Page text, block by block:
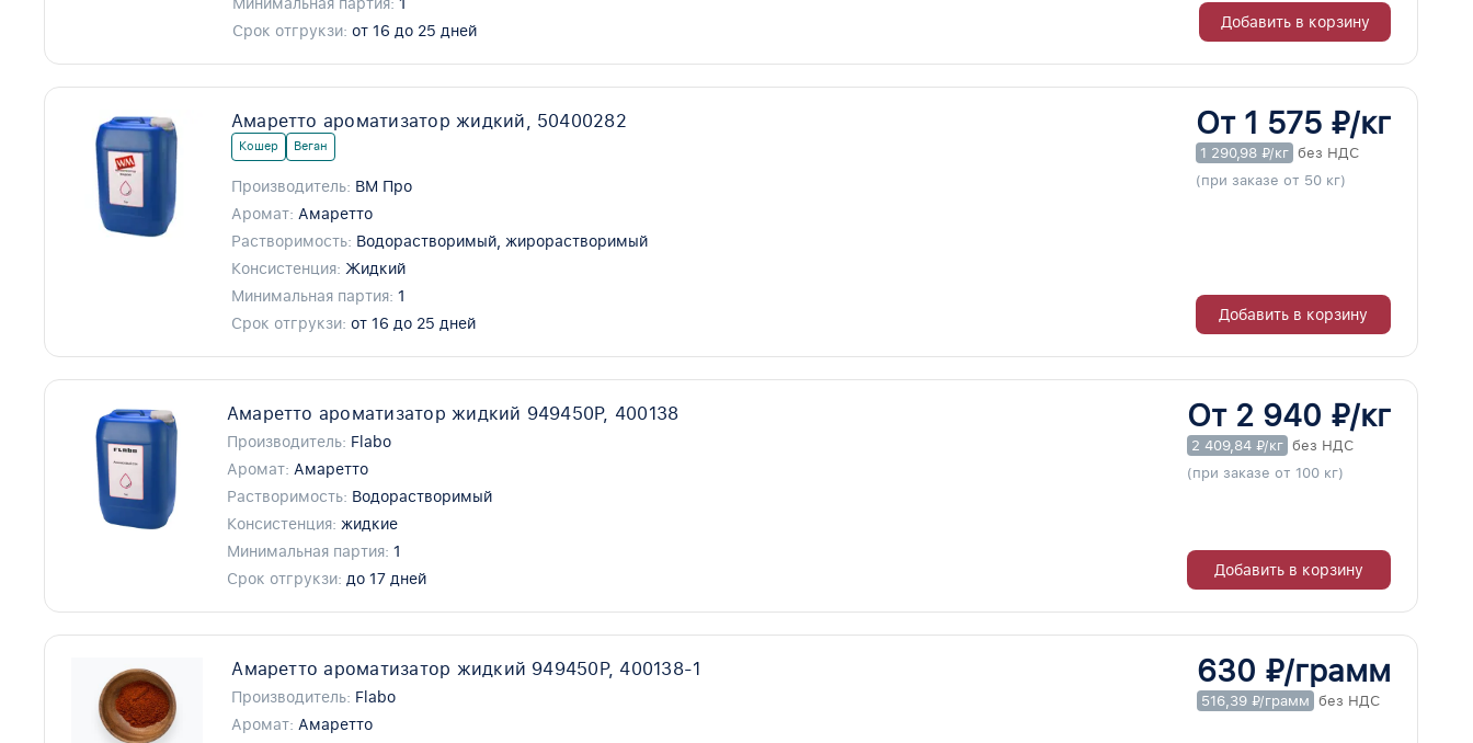
Минимальная партия: 1
Срок отгрукзи: от 16 до 25 дней Добавить в корзину
Амаретто ароматизатор жидкий, 50400282
Кошер Веган
Производитель: ВМ Про
Аромат: Амаретто
Растворимость: Водорастворимый, жирорастворимый
Консистенция: Жидкий
Минимальная партия: 1
Срок отгрукзи: от 16 до 25 дней
От 1 575 ₽/кг
1 290,98 ₽/кг без НДС
(при заказе от 50 кг)
Добавить в корзину
Амаретто ароматизатор жидкий 949450P, 400138
Производитель: Flabo
Аромат: Амаретто
Растворимость: Водорастворимый
Консистенция: жидкие
Минимальная партия: 1
Срок отгрукзи: до 17 дней
От 2 940 ₽/кг
2 409,84 ₽/кг без НДС
(при заказе от 100 кг)
Добавить в корзину
Амаретто ароматизатор жидкий 949450P, 400138-1
Производитель: Flabo
Аромат: Амаретто
630 ₽/грамм
516,39 ₽/грамм без НДС